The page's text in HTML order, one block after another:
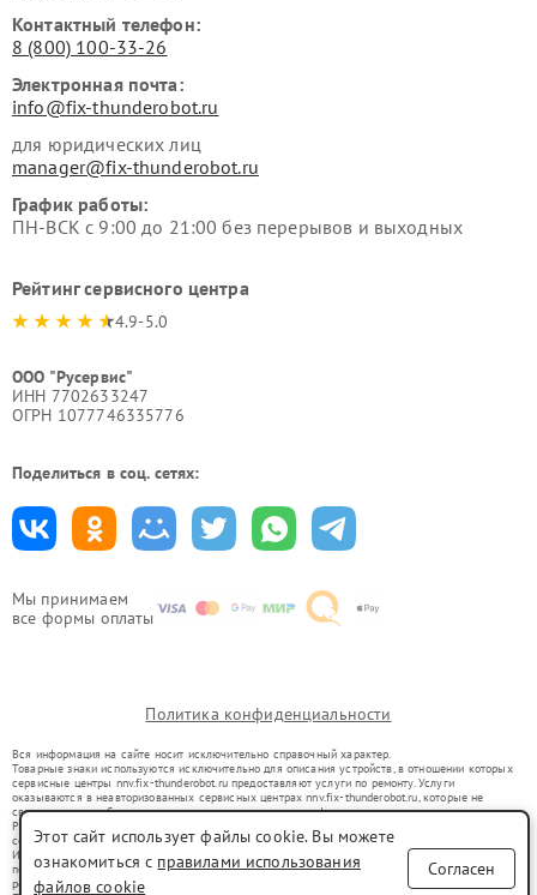
Мы принимаем
все формы оплаты
Контактный телефон:
8 (800) 100-33-26
Электронная почта:
info@fix-thunderobot.ru
для юридических лиц
manager@fix-thunderobot.ru
График работы:
ПН-ВСК с 9:00 до 21:00 без перерывов и выходных
Рейтинг сервисного центра
4.9-5.0
ООО "Русервис"
ИНН 7702633247
ОГРН 1077746335776
Поделиться в соц. сетях:
Политика конфиденциальности
Вся информация на сайте носит исключительно справочный характер.
Товарные знаки используются исключительно для описания устройств, в отношении которых
сервисные центры nnv.fix-thunderobot.ru предоставляют услуги по ремонту. Услуги
оказываются в неавторизованных сервисных центрах nnv.fix-thunderobot.ru, которые не
связаны с правообладателями товарных знаков или их официальными представителями.
Ремонт осуществляется для устройств, уже введенных в гражданский оборот в соответствии
со статьей 1487 ГК РФ.
Использование товарных знаков не преследует цели индивидуализации услуг или введения
потребителей в заблуждение, а служит для информирования о предоставляемых услугах по
ремонту техники указанных брендов.
Этот сайт использует файлы cookie. Вы можете
ознакомиться с правилами использования
файлов cookie
Согласен